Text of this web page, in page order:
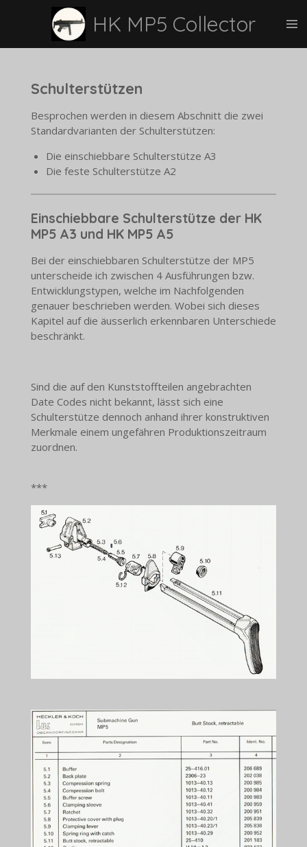
Hauptinhalt
HK MP5 Collector
Schulterstützen
Besprochen werden in diesem Abschnitt die zwei
Standardvarianten der Schulterstützen:
Die einschiebbare Schulterstütze A3
Die feste Schulterstütze A2
Einschiebbare Schulterstütze der HK
MP5 A3 und HK MP5 A5
Bei der einschiebbaren Schulterstütze der MP5
unterscheide ich zwischen 4 Ausführungen bzw.
Entwicklungstypen, welche im Nachfolgenden
genauer beschrieben werden. Wobei sich dieses
Kapitel auf die äusserlich erkennbaren Unterschiede
beschränkt.
Sind die auf den Kunststoffteilen angebrachten
Date Codes nicht bekannt, lässt sich eine
Schulterstütze dennoch anhand ihrer konstruktiven
Merkmale einem ungefähren Produktionszeitraum
zuordnen.
***